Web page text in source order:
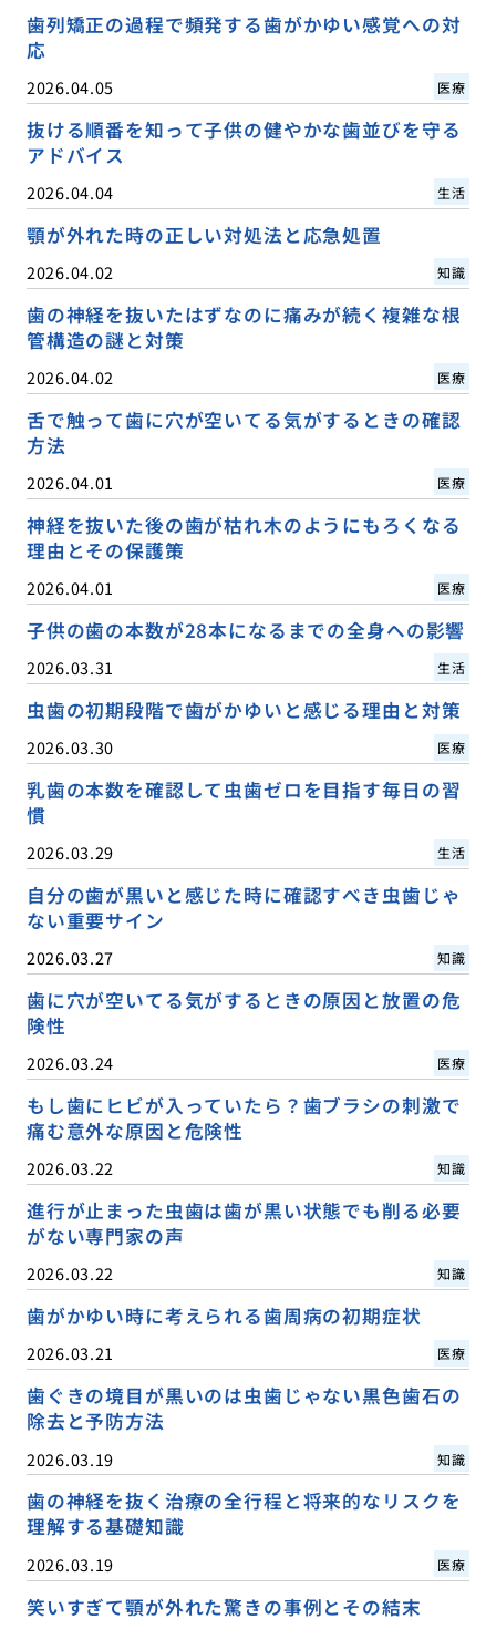
歯列矯正の過程で頻発する歯がかゆい感覚への対
応
2026.04.05 医療
抜ける順番を知って子供の健やかな歯並びを守る
アドバイス
2026.04.04 生活
顎が外れた時の正しい対処法と応急処置
2026.04.02 知識
歯の神経を抜いたはずなのに痛みが続く複雑な根
管構造の謎と対策
2026.04.02 医療
舌で触って歯に穴が空いてる気がするときの確認
方法
2026.04.01 医療
神経を抜いた後の歯が枯れ木のようにもろくなる
理由とその保護策
2026.04.01 医療
子供の歯の本数が28本になるまでの全身への影響
2026.03.31 生活
虫歯の初期段階で歯がかゆいと感じる理由と対策
2026.03.30 医療
乳歯の本数を確認して虫歯ゼロを目指す毎日の習
慣
2026.03.29 生活
自分の歯が黒いと感じた時に確認すべき虫歯じゃ
ない重要サイン
2026.03.27 知識
歯に穴が空いてる気がするときの原因と放置の危
険性
2026.03.24 医療
もし歯にヒビが入っていたら？歯ブラシの刺激で
痛む意外な原因と危険性
2026.03.22 知識
進行が止まった虫歯は歯が黒い状態でも削る必要
がない専門家の声
2026.03.22 知識
歯がかゆい時に考えられる歯周病の初期症状
2026.03.21 医療
歯ぐきの境目が黒いのは虫歯じゃない黒色歯石の
除去と予防方法
2026.03.19 知識
歯の神経を抜く治療の全行程と将来的なリスクを
理解する基礎知識
2026.03.19 医療
笑いすぎて顎が外れた驚きの事例とその結末